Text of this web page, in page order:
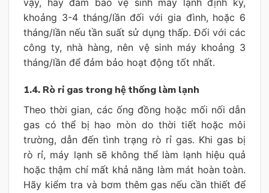
vậy, hãy đảm bảo vệ sinh máy lạnh định kỳ,
khoảng 3-4 tháng/lần đối với gia đình, hoặc 6
tháng/lần nếu tần suất sử dụng thấp. Đối với các
công ty, nhà hàng, nên vệ sinh máy khoảng 3
tháng/lần để đảm bảo hoạt động tốt nhất.
1.4. Rò rỉ gas trong hệ thống làm lạnh
Theo thời gian, các ống đồng hoặc mối nối dẫn
gas có thể bị hao mòn do thời tiết hoặc môi
trường, dẫn đến tình trạng rò rỉ gas. Khi gas bị
rò rỉ, máy lạnh sẽ không thể làm lạnh hiệu quả
hoặc thậm chí mất khả năng làm mát hoàn toàn.
Hãy kiểm tra và bơm thêm gas nếu cần thiết để